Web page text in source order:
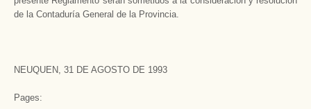
de la Contaduría General de la Provincia.
NEUQUEN, 31 DE AGOSTO DE 1993
Pages: